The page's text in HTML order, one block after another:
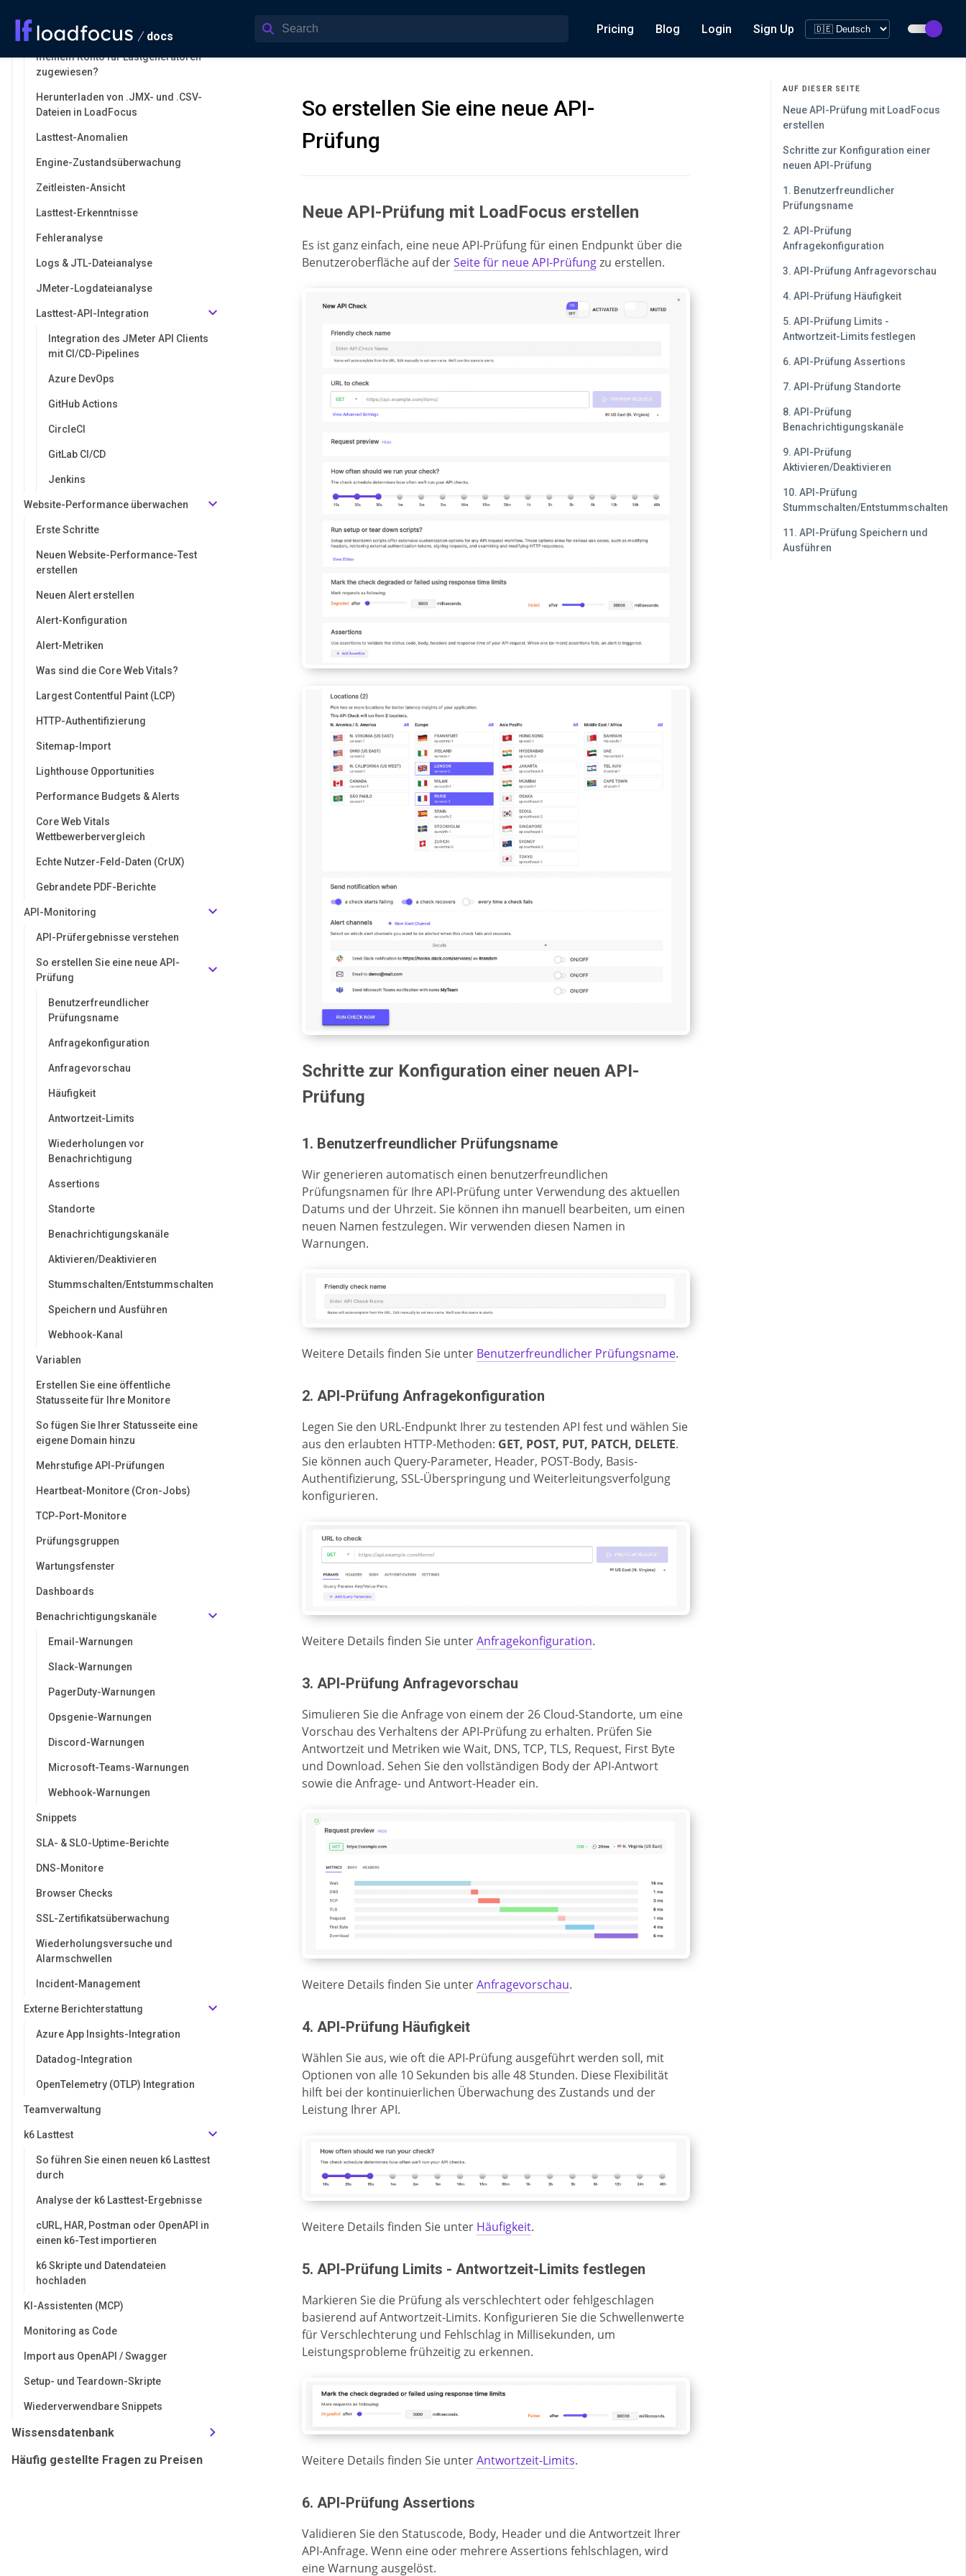
docs
Pricing Blog Login Sign Up
Welche Hardwareressourcen sind
meinem Konto für Lastgeneratoren
zugewiesen?
Herunterladen von .JMX- und .CSV-
Dateien in LoadFocus
Lasttest-Anomalien
Engine-Zustandsüberwachung
Zeitleisten-Ansicht
Lasttest-Erkenntnisse
Fehleranalyse
Logs & JTL-Dateianalyse
JMeter-Logdateianalyse
Lasttest-API-Integration
Integration des JMeter API Clients
mit CI/CD-Pipelines
Azure DevOps
GitHub Actions
CircleCI
GitLab CI/CD
Jenkins
Website-Performance überwachen
Erste Schritte
Neuen Website-Performance-Test
erstellen
Neuen Alert erstellen
Alert-Konfiguration
Alert-Metriken
Was sind die Core Web Vitals?
Largest Contentful Paint (LCP)
HTTP-Authentifizierung
Sitemap-Import
Lighthouse Opportunities
Performance Budgets & Alerts
Core Web Vitals
Wettbewerbervergleich
Echte Nutzer-Feld-Daten (CrUX)
Gebrandete PDF-Berichte
API-Monitoring
API-Prüfergebnisse verstehen
So erstellen Sie eine neue API-
Prüfung
Benutzerfreundlicher
Prüfungsname
Anfragekonfiguration
Anfragevorschau
Häufigkeit
Antwortzeit-Limits
Wiederholungen vor
Benachrichtigung
Assertions
Standorte
Benachrichtigungskanäle
Aktivieren/Deaktivieren
Stummschalten/Entstummschalten
Speichern und Ausführen
Webhook-Kanal
Variablen
Erstellen Sie eine öffentliche
Statusseite für Ihre Monitore
So fügen Sie Ihrer Statusseite eine
eigene Domain hinzu
Mehrstufige API-Prüfungen
Heartbeat-Monitore (Cron-Jobs)
TCP-Port-Monitore
Prüfungsgruppen
Wartungsfenster
Dashboards
Benachrichtigungskanäle
Email-Warnungen
Slack-Warnungen
PagerDuty-Warnungen
Opsgenie-Warnungen
Discord-Warnungen
Microsoft-Teams-Warnungen
Webhook-Warnungen
Snippets
SLA- & SLO-Uptime-Berichte
DNS-Monitore
Browser Checks
SSL-Zertifikatsüberwachung
Wiederholungsversuche und
Alarmschwellen
Incident-Management
Externe Berichterstattung
Azure App Insights-Integration
Datadog-Integration
OpenTelemetry (OTLP) Integration
Teamverwaltung
k6 Lasttest
So führen Sie einen neuen k6 Lasttest
durch
Analyse der k6 Lasttest-Ergebnisse
cURL, HAR, Postman oder OpenAPI in
einen k6-Test importieren
k6 Skripte und Datendateien
hochladen
KI-Assistenten (MCP)
Monitoring as Code
Import aus OpenAPI / Swagger
Setup- und Teardown-Skripte
Wiederverwendbare Snippets
Wissensdatenbank
Häufig gestellte Fragen zu Preisen
So erstellen Sie eine neue API-
Prüfung
Neue API-Prüfung mit LoadFocus erstellen
Es ist ganz einfach, eine neue API-Prüfung für einen Endpunkt über die
Benutzeroberfläche auf derSeite für neue API-Prüfungzu erstellen.
Schritte zur Konfiguration einer neuen API-
Prüfung
1. Benutzerfreundlicher Prüfungsname
Wir generieren automatisch einen benutzerfreundlichen
Prüfungsnamen für Ihre API-Prüfung unter Verwendung des aktuellen
Datums und der Uhrzeit. Sie können ihn manuell bearbeiten, um einen
neuen Namen festzulegen. Wir verwenden diesen Namen in
Warnungen.
Weitere Details finden Sie unter Benutzerfreundlicher Prüfungsname.
2. API-Prüfung Anfragekonfiguration
Legen Sie den URL-Endpunkt Ihrer zu testenden API fest und wählen Sie
aus den erlaubten HTTP-Methoden: GET, POST, PUT, PATCH, DELETE.
Sie können auch Query-Parameter, Header, POST-Body, Basis-
Authentifizierung, SSL-Überspringung und Weiterleitungsverfolgung
konfigurieren.
Weitere Details finden Sie unterAnfragekonfiguration.
3. API-Prüfung Anfragevorschau
Simulieren Sie die Anfrage von einem der 26 Cloud-Standorte, um eine
Vorschau des Verhaltens der API-Prüfung zu erhalten. Prüfen Sie
Antwortzeit und Metriken wie Wait, DNS, TCP, TLS, Request, First Byte
und Download. Sehen Sie den vollständigen Body der API-Antwort
sowie die Anfrage- und Antwort-Header ein.
Weitere Details finden Sie unterAnfragevorschau.
4. API-Prüfung Häufigkeit
Wählen Sie aus, wie oft die API-Prüfung ausgeführt werden soll, mit
Optionen von alle 10 Sekunden bis alle 48 Stunden. Diese Flexibilität
hilft bei der kontinuierlichen Überwachung des Zustands und der
Leistung Ihrer API.
Weitere Details finden Sie unter Häufigkeit.
5. API-Prüfung Limits - Antwortzeit-Limits festlegen
Markieren Sie die Prüfung als verschlechtert oder fehlgeschlagen
basierend auf Antwortzeit-Limits. Konfigurieren Sie die Schwellenwerte
für Verschlechterung und Fehlschlag in Millisekunden, um
Leistungsprobleme frühzeitig zu erkennen.
Weitere Details finden Sie unterAntwortzeit-Limits.
6. API-Prüfung Assertions
Validieren Sie den Statuscode, Body, Header und die Antwortzeit Ihrer
API-Anfrage. Wenn eine oder mehrere Assertions fehlschlagen, wird
eine Warnung ausgelöst.
AUF DIESER SEITE
Neue API-Prüfung mit LoadFocus
erstellen
Schritte zur Konfiguration einer
neuen API-Prüfung
1. Benutzerfreundlicher
Prüfungsname
2. API-Prüfung
Anfragekonfiguration
3. API-Prüfung Anfragevorschau
4. API-Prüfung Häufigkeit
5. API-Prüfung Limits -
Antwortzeit-Limits festlegen
6. API-Prüfung Assertions
7. API-Prüfung Standorte
8. API-Prüfung
Benachrichtigungskanäle
9. API-Prüfung
Aktivieren/Deaktivieren
10. API-Prüfung
Stummschalten/Entstummschalten
11. API-Prüfung Speichern und
Ausführen